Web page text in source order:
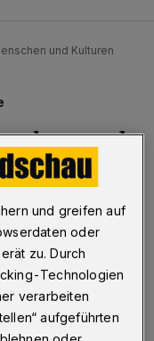
und Kulturen
und
mit
An einem Food
ist das am
Wraps mit
und greifen auf
oder
zu. Durch
Technologien
verarbeiten
aufgeführten